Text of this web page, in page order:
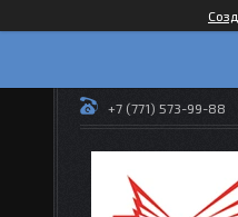
+7 (771) 573-99-88